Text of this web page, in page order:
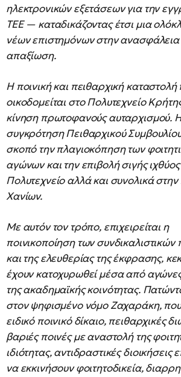
ηλεκτρονικών εξετάσεων για την
ΤΕΕ — καταδικάζοντας έτσι μια
νέων επιστημόνων στην ανασφάλεια
απαξίωση.
Η ποινική και πειθαρχική καταστολή
οικοδομείται στο Πολυτεχνείο
κίνηση πρωτοφανούς αυταρχισμού.
συγκρότηση Πειθαρχικού
σκοπό την πλαγιοκόπηση των
αγώνων και την επιβολή σιγής
Πολυτεχνείο αλλά και συνολικά
Χανίων.
Με αυτόν τον τρόπο, επιχειρείται η
ποινικοποίηση των συνδικαλιστικών
και της ελευθερίας της έκφρασης,
έχουν κατοχυρωθεί μέσα από αγώνες
της ακαδημαϊκής κοινότητας.
στον ψηφισμένο νόμο Ζαχαράκη, που
ειδικό ποινικό δίκαιο, πειθαρχικές
βαριές ποινές με αναστολή της
ιδιότητας, αντιδραστικές διοικήσεις
να εκκινήσουν φοιτητοδικεία,